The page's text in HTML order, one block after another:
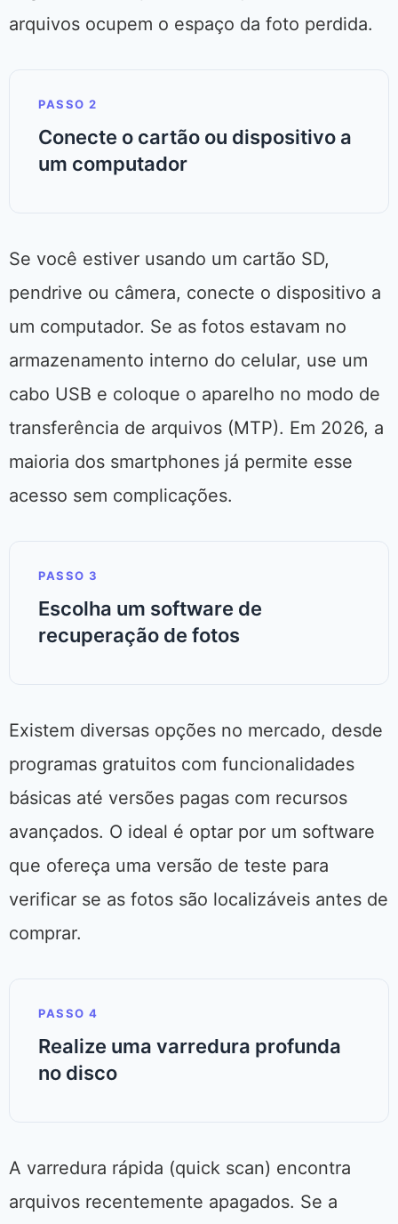
arquivos ocupem o espaço da foto perdida.
PASSO 2
Conecte o cartão ou dispositivo a
um computador
Se você estiver usando um cartão SD,
pendrive ou câmera, conecte o dispositivo a
um computador. Se as fotos estavam no
armazenamento interno do celular, use um
cabo USB e coloque o aparelho no modo de
transferência de arquivos (MTP). Em 2026, a
maioria dos smartphones já permite esse
acesso sem complicações.
PASSO 3
Escolha um software de
recuperação de fotos
Existem diversas opções no mercado, desde
programas gratuitos com funcionalidades
básicas até versões pagas com recursos
avançados. O ideal é optar por um software
que ofereça uma versão de teste para
verificar se as fotos são localizáveis antes de
comprar.
PASSO 4
Realize uma varredura profunda
no disco
A varredura rápida (quick scan) encontra
arquivos recentemente apagados. Se a